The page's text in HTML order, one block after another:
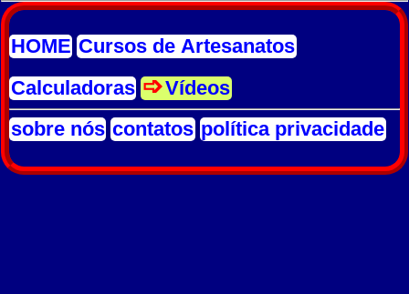
HOME Cursos de Artesanatos
Calculadoras
Vídeos
sobre nós contatos política privacidade